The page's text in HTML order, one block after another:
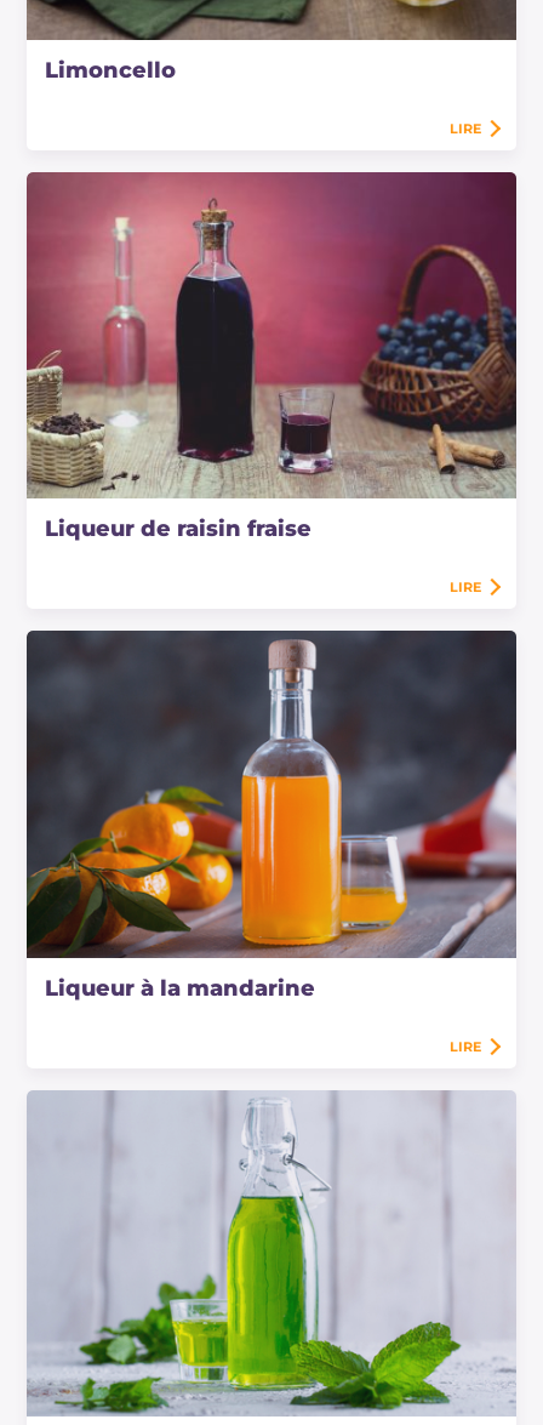
Limoncello
LIRE
Liqueur de raisin fraise
LIRE
Liqueur à la mandarine
LIRE